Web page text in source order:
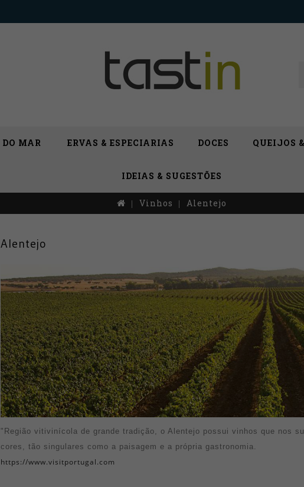
DO MAR ERVAS & ESPECIARIAS DOCES QUEIJOS
IDEIAS & SUGESTÕES
Vinhos Alentejo
Alentejo
"Região vitivinícola de grande tradição, o Alentejo possui vinhos que nos
cores, tão singulares como a paisagem e a própria gastronomia.
https://www.visitportugal.com